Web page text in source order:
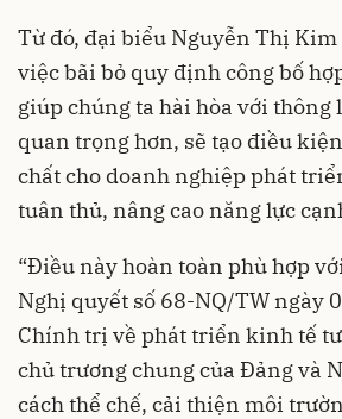
Từ đó, đại biểu Nguyễn Thị
việc bãi bỏ quy định công bố
giúp chúng ta hài hòa với thông
quan trọng hơn, sẽ tạo điều
chất cho doanh nghiệp phát
tuân thủ, nâng cao năng lực
“Điều này hoàn toàn phù hợp
Nghị quyết số 68-NQ/TW ngày
Chính trị về phát triển kinh tế
chủ trương chung của Đảng và
cách thể chế, cải thiện môi